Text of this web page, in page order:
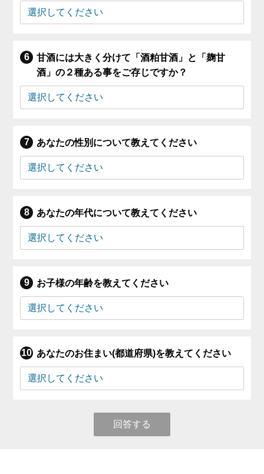
甘酒には大きく分けて「酒粕甘酒」と「麹甘
酒」の２種ある事をご存じですか？
あなたの性別について教えてください
あなたの年代について教えてください
お子様の年齢を教えてください
あなたのお住まい(都道府県)を教えてください
回答する